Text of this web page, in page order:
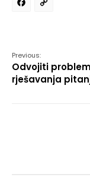
Previous:
Odvojiti
rješavanja